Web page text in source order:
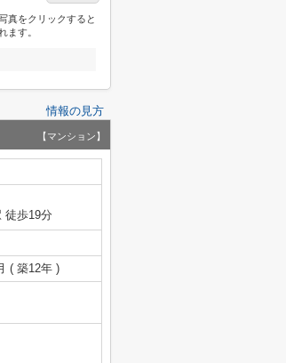
真をクリックすると
ます。
情報の見方
【マンション】
徒歩19分
( 築12年 )